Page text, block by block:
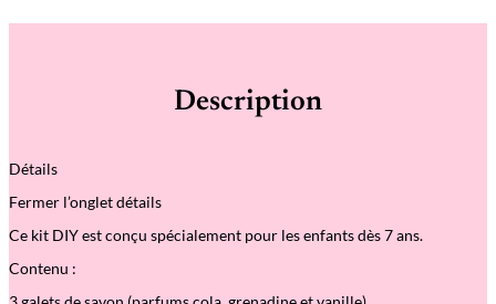
Description
Détails
Fermer l’onglet détails
Ce kit DIY est conçu spécialement pour les enfants dès 7 ans.
Contenu :